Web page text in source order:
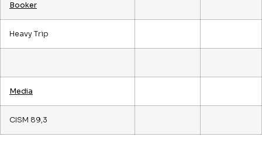
Booker
Heavy Trip
Media
CISM 89,3